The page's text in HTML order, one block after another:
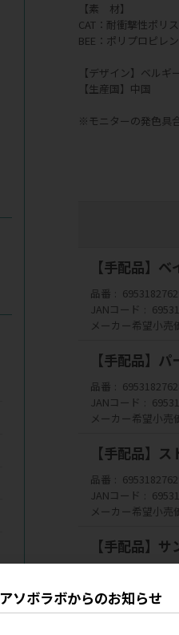
【素 材】
CAT：耐衝撃性ポリ
BEE：ポリプロピレン
【デザイン】ベルギ
【生産国】中国
※モニターの発色具
【手配品】
品番
JANコード
メーカー希望小売
【手配品】
品番
JANコード
メーカー希望小売
【手配品】
品番
JANコード
メーカー希望小売
【手配品】
JANコード
メーカー希望小売
アソボラボからのお知らせ